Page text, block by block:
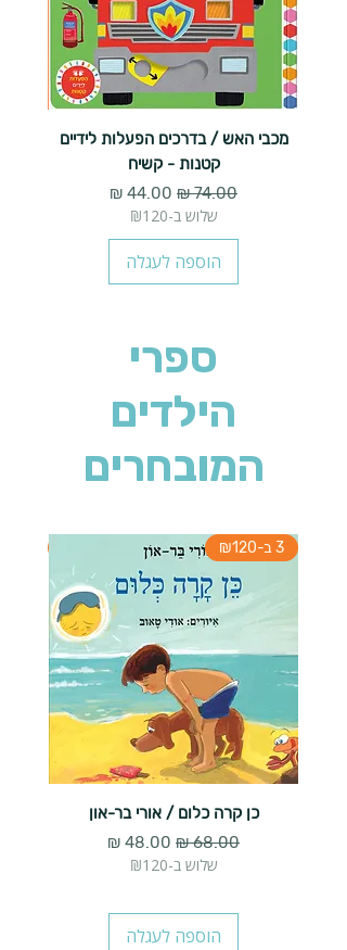
מכבי האש / בדרכים הפעלות לידיים
קטנות - קשיח
מחיר רגיל מחיר מבצע
שלוש ב-₪120
הוספה לעגלה
ספרי
הילדים
המובחרים
3 ב-₪120
כן קרה כלום / אורי בר-און
מחיר רגיל מחיר מבצע
שלוש ב-₪120
הוספה לעגלה